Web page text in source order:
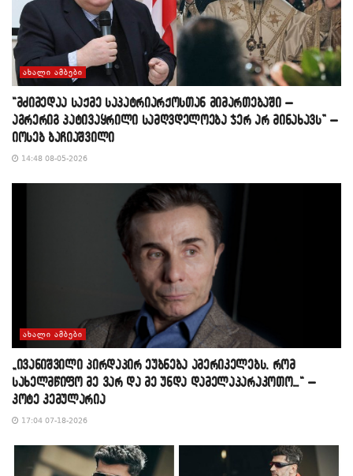
ᲐᲮᲐᲚᲘ ᲐᲛᲑᲔᲑᲘ
“მძიმედაა საქმე საპატრიარქოსთან მიმართებაში –
აგრერიგ პატივაყრილი სამღვდელოება ჯერ არ მინახავს” –
იოსებ ბაჩიაშვილი
14:48 08-05-2026
ᲐᲮᲐᲚᲘ ᲐᲛᲑᲔᲑᲘ
„ივანიშვილი პირდაპირ ეუბნება ამერიკელებს, რომ
სახელმწიფო მე ვარ და მე უნდა დამელაპარაკოთო…“ –
კოტე კემულარია
17:04 07-18-2026